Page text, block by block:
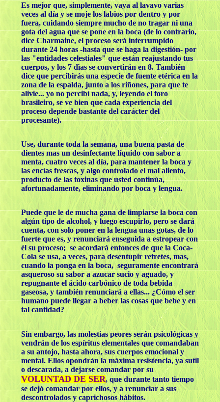
Es mejor que, simplemente, vaya al lavavo varias
veces al día y se moje los labios por dentro y por
fuera, cuidando siempre mucho de no tragar ni una
gota del agua que se pone en la boca (de lo contrario,
dice Charmaine, el proceso será interrumpido
durante 24 horas -hasta que se haga la digestión- por
las "entidades celestiales" que están reajustando tus
cuerpos, y los 7 dìas se convertirán en 8. También
dice que percibirás una especie de fuente etérica en la
zona de la espalda, junto a los riñones, para que te
alivie... yo no percibí nada, y, leyendo el foro
brasileiro, se ve bien que cada experiencia del
proceso depende bastante del carácter del
procesante).
Use, durante toda la semana, una buena pasta de
dientes mas un desinfectante líquido con sabor a
menta, cuatro veces al día, para mantener la boca y
las encías frescas, y algo controlado el mal aliento,
producto de las toxinas que usted continúa,
afortunadamente, eliminando por boca y lengua.
Puede que le de mucha gana de limpiarse la boca con
algún tipo de alcohol, y luego escupirlo, pero se dará
cuenta, con solo poner en la lengua unas gotas, de lo
fuerte que es, y renunciará enseguida a estropear con
él su proceso; se acordará entonces de que la Coca-
Cola se usa, a veces, para desentupir retretes, mas,
cuando la ponga en la boca, seguramente encontrará
asqueroso su sabor a azucar sucio y aguado, y
repugnante el ácido carbónico de toda bebida
gaseosa, y también renunciará a ellas... ¿Cómo el ser
humano puede llegar a beber las cosas que bebe y en
tal cantidad?
Sin embargo, las molestias peores serán psicológicas y
vendrán de los espíritus elementales que comandaban
a su antojo, hasta ahora, sus cuerpos emocional y
mental. Ellos opondrán la máxima resistencia, ya sutil
o descarada, a dejarse comandar por su
VOLUNTAD DE SER, que durante tanto tiempo
se dejó comandar por ellos, y a renunciar a sus
descontrolados y caprichosos hábitos.